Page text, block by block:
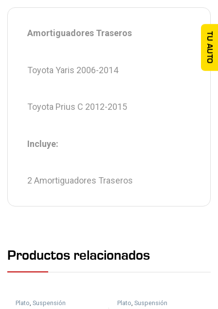
Amortiguadores Traseros
Toyota Yaris 2006-2014
Toyota Prius C 2012-2015
Incluye:
2 Amortiguadores Traseros
Productos relacionados
Plato,Suspensión Plato,Suspensión
TU AUTO